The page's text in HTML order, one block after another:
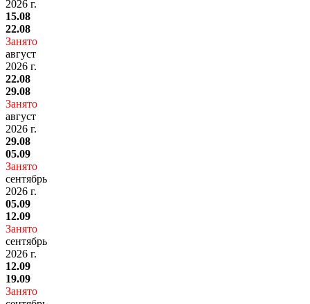
2026 г.
15.08
22.08
Занято
август
2026 г.
22.08
29.08
Занято
август
2026 г.
29.08
05.09
Занято
сентябрь
2026 г.
05.09
12.09
Занято
сентябрь
2026 г.
12.09
19.09
Занято